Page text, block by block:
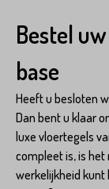
Bestel
base
Heeft u besloten
Dan bent u klaar
luxe vloertegels
compleet is, is
werkelijkheid kunt